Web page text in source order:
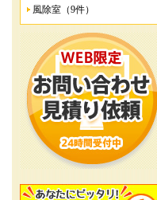
風除室（9件）